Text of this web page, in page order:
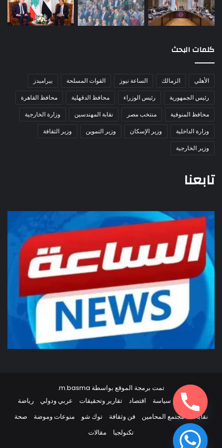
كلمات البحث
الأهلي الزمالك الساعة نيوز القوات المسلحة
بيراميدز
رئيس الجمهورية
رئيس الوزراء محافظ الدقهلية
محافظ القاهرة
محافظ المنوفية
منتخب مصر نقابة المهندسين
وزارة الخارجية
وزارة الداخلية
وزير الإسكان وزير التموين
وزير الثقافة
وزير الخارجية
تابعنا
تمت برمجة الموقع بواسطة m.basma
.
أخبار مصر
سياسة اقتصاد تقارير وتحقيقات عربي ودولي
رياضة
نقابات
مجتمع المحامين فن وثقافة توك شو منوعات وموضة
صحة
تكنولجيا
مقالات